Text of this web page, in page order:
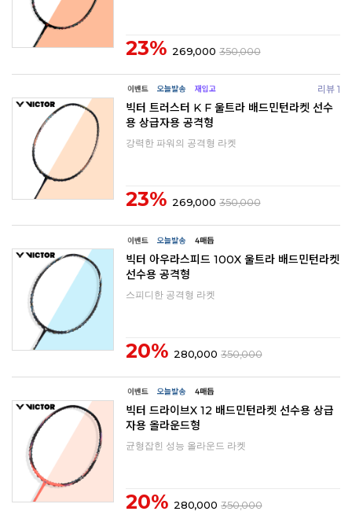
23% 269,000 350,000
리뷰 1
빅터 트러스터 K F 울트라 배드민턴라켓 선수
용 상급자용 공격형
강력한 파워의 공격형 라켓
23% 269,000 350,000
빅터 아우라스피드 100X 울트라 배드민턴라켓
선수용 공격형
스피디한 공격형 라켓
20% 280,000 350,000
빅터 드라이브X 12 배드민턴라켓 선수용 상급
자용 올라운드형
균형잡힌 성능 올라운드 라켓
20% 280,000 350,000